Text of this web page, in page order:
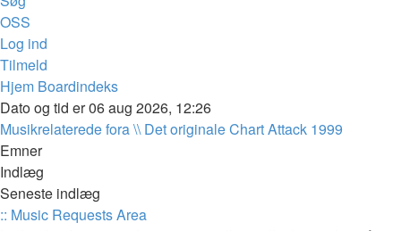
OSS
Log ind
Tilmeld
Hjem Boardindeks
Søg
Dato og tid er 06 aug 2026, 12:26
Musikrelaterede fora \\ Det originale Chart Attack 1999
Emner
Indlæg
Seneste indlæg
:: Music Requests Area